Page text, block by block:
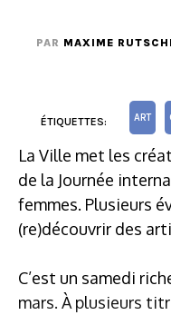
PAR MAXIME
ÉTIQUETTES: ART
La Ville met les
de la Journée
femmes. Plusieurs
(re)découvrir des
C’est un samedi
mars. À plusieurs